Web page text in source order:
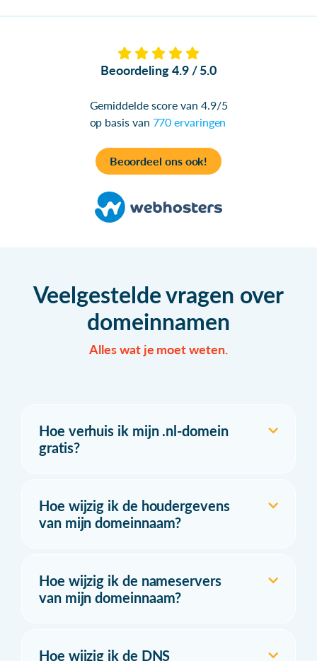
Beoordeling 4.9 / 5.0
Gemiddelde score van 4.9/5
op basis van 770 ervaringen
Beoordeel ons ook!
Veelgestelde vragen over
domeinnamen
Alles wat je moet weten.
Hoe verhuis ik mijn .nl-domein
gratis?
Hoe wijzig ik de houdergevens
van mijn domeinnaam?
Hoe wijzig ik de nameservers
van mijn domeinnaam?
Hoe wijzig ik de DNS